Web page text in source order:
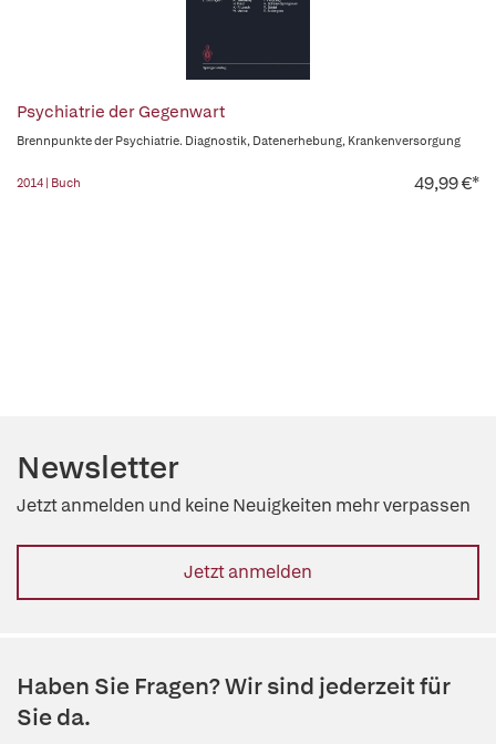
Psychiatrie der Gegenwart
Brennpunkte der Psychiatrie. Diagnostik, Datenerhebung, Krankenversorgung
2014 | Buch 49,99 €*
Newsletter
Jetzt anmelden und keine Neuigkeiten mehr verpassen
Jetzt anmelden
Haben Sie Fragen? Wir sind jederzeit für
Sie da.